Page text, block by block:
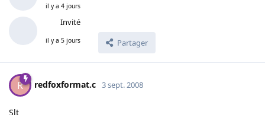
il y a 4 jours
Invité
il y a 5 jours Partager
R redfoxformat.c 3 sept. 2008
Slt